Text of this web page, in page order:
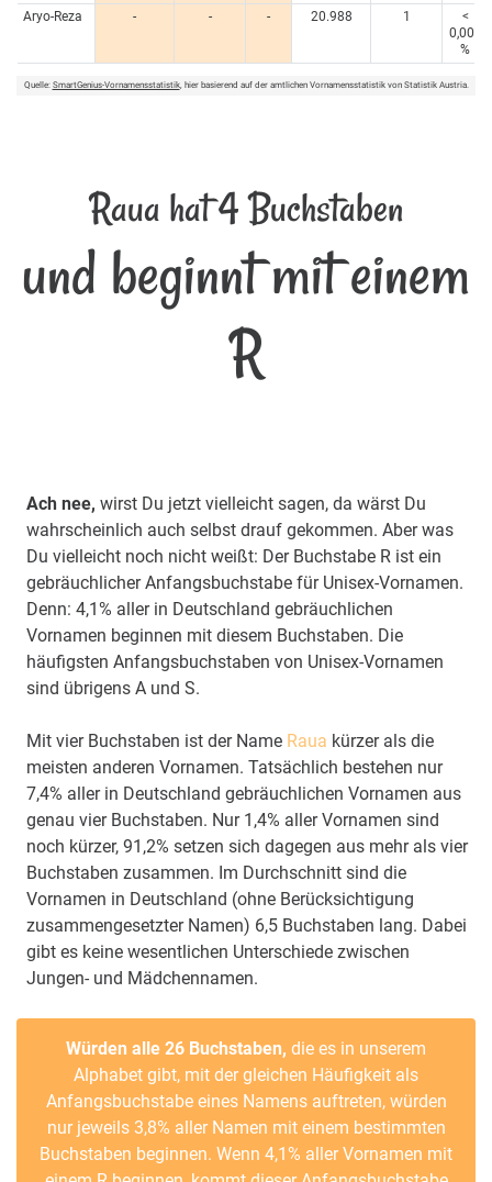
Aryo-Reza
- - - 20.988 1
<
0,005
%
Quelle: SmartGenius-Vornamensstatistik, hier basierend auf der amtlichen Vornamensstatistik von Statistik Austria.
Raua hat 4 Buchstaben
und beginnt mit einem
R
Ach nee, wirst Du jetzt vielleicht sagen, da wärst Du
wahrscheinlich auch selbst drauf gekommen. Aber was
Du vielleicht noch nicht weißt: Der Buchstabe R ist ein
gebräuchlicher Anfangsbuchstabe für Unisex-Vornamen.
Denn: 4,1% aller in Deutschland gebräuchlichen
Vornamen beginnen mit diesem Buchstaben. Die
häufigsten Anfangsbuchstaben von Unisex-Vornamen
sind übrigens A und S.
Mit vier Buchstaben ist der Name Raua kürzer als die
meisten anderen Vornamen. Tatsächlich bestehen nur
7,4% aller in Deutschland gebräuchlichen Vornamen aus
genau vier Buchstaben. Nur 1,4% aller Vornamen sind
noch kürzer, 91,2% setzen sich dagegen aus mehr als vier
Buchstaben zusammen. Im Durchschnitt sind die
Vornamen in Deutschland (ohne Berücksichtigung
zusammengesetzter Namen) 6,5 Buchstaben lang. Dabei
gibt es keine wesentlichen Unterschiede zwischen
Jungen- und Mädchennamen.
Würden alle 26 Buchstaben, die es in unserem
Alphabet gibt, mit der gleichen Häufigkeit als
Anfangsbuchstabe eines Namens auftreten, würden
nur jeweils 3,8% aller Namen mit einem bestimmten
Buchstaben beginnen. Wenn 4,1% aller Vornamen mit